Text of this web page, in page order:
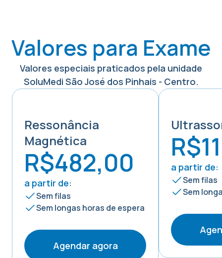
Valores para Exame
Valores especiais praticados pela unidade
SoluMedi São José dos Pinhais - Centro.
Ressonância
Magnética
R$482,00
a partir de:
Sem filas
Sem longas horas de espera
Agendar agora
a partir de:
Sem filas
Sem